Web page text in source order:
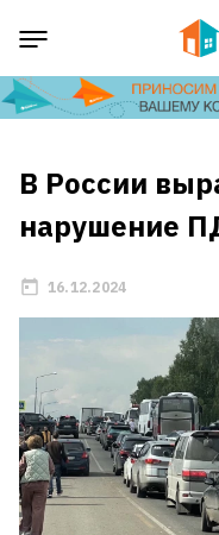
В России
нарушение
16.12.2024